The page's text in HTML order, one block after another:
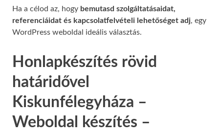
Ha a célod az, hogy bemutasd szolgáltatásaidat,
referenciáidat és kapcsolatfelvételi lehetőséget adj, egy
WordPress weboldal ideális választás.
Honlapkészítés rövid
határidővel
Kiskunfélegyháza –
Weboldal készítés –